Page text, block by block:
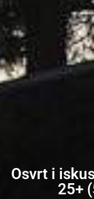
Osvrt i
25+